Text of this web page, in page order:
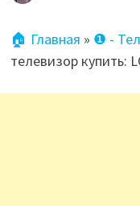
🏠 Главная » ❶ -
телевизор купить: